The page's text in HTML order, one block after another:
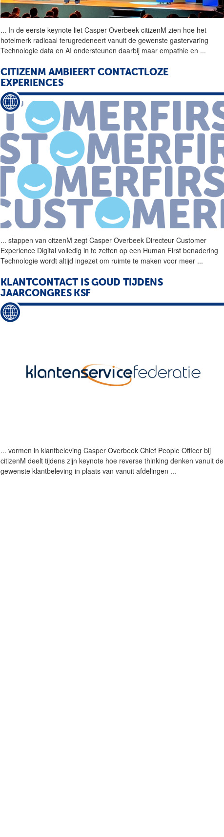
... In de eerste keynote lietCasper Overbeek citizenM zien hoe het
hotelmerk radicaal terugredeneert vanuit de gewenste gastervaring
Technologie data en AI ondersteunen daarbij maar empathie en ...
CITIZENM AMBIEERT CONTACTLOZE
EXPERIENCES
... stappen van citzenM zegtCasper Overbeek Directeur Customer
Experience Digital volledig in te zetten op een Human First benadering
Technologie wordt altijd ingezet om ruimte te maken voor meer ...
KLANTCONTACT IS GOUD TIJDENS
JAARCONGRES KSF
... vormen in klantbelevingCasper Overbeek Chief People Officer bij
citizenM deelt tijdens zijn keynote hoe reverse thinking denken vanuit de
gewenste klantbeleving in plaats van vanuit afdelingen ...